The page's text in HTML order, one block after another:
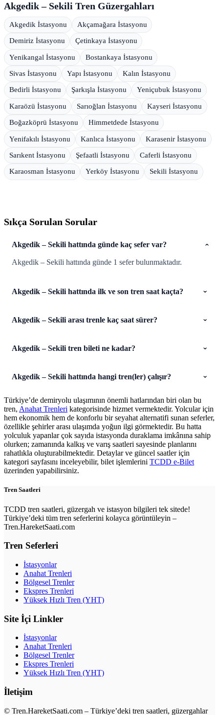
Akgedik – Sekili Tren Güzergahları
Akgedik İstasyonu Akçamağara İstasyonu
Demiriz İstasyonu Çetinkaya İstasyonu
Yenikangal İstasyonu Bostankaya İstasyonu
Sivas İstasyonu Yapı İstasyonu Kalın İstasyonu
Bedirli İstasyonu Şarkışla İstasyonu Yeniçubuk İstasyonu
Karaözü İstasyonu Sarıoğlan İstasyonu Kayseri İstasyonu
Boğazköprü İstasyonu Himmetdede İstasyonu
Yenifakılı İstasyonu Kanlıca İstasyonu Karasenir İstasyonu
Sarıkent İstasyonu Şefaatli İstasyonu Caferli İstasyonu
Karaosman İstasyonu Yerköy İstasyonu Sekili İstasyonu
Sıkça Sorulan Sorular
Akgedik – Sekili hattında günde kaç sefer var?
Akgedik – Sekili hattında günde 1 sefer bulunmaktadır.
Akgedik – Sekili hattında ilk ve son tren saat kaçta?
Akgedik – Sekili arası trenle kaç saat sürer?
Akgedik – Sekili tren bileti ne kadar?
Akgedik – Sekili hattında hangi tren(ler) çalışır?
Türkiye’de demiryolu ulaşımının önemli hatlarından biri olan bu
tren, Anahat Trenleri kategorisinde hizmet vermektedir. Yolcular için
hem ekonomik hem de konforlu bir seyahat alternatifi sunan seferler,
özellikle şehirler arası ulaşımda yoğun ilgi görmektedir. Bu hatta
yolculuk yapanlar çok sayıda istasyonda duraklama imkânına sahip
olurken; zamanında kalkış ve varış saatleri sayesinde planlarını
rahatlıkla oluşturabilmektedir. Detaylar ve güncel saatler için
kategori sayfasını inceleyebilir, bilet işlemlerini TCDD e-Bilet
üzerinden yapabilirsiniz.
Tren Saatleri
TCDD tren saatleri, güzergah ve istasyon bilgileri tek sitede!
Türkiye’deki tüm tren seferlerini kolayca görüntüleyin –
Tren.HareketSaati.com
Tren Seferleri
İstasyonlar
Anahat Trenleri
Bölgesel Trenler
Ekspres Trenleri
Yüksek Hızlı Tren (YHT)
Site İçi Linkler
İstasyonlar
Anahat Trenleri
Bölgesel Trenler
Ekspres Trenleri
Yüksek Hızlı Tren (YHT)
İletişim
© Tren.HareketSaati.com – Türkiye’deki tren saatleri, güzergahlar